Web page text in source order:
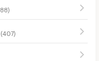
)
(407)